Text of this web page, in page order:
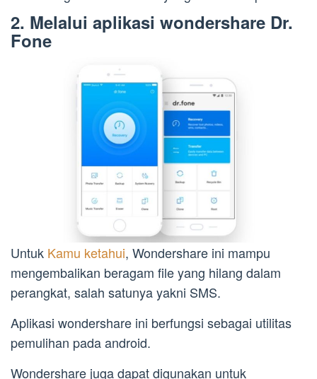
2. Melalui aplikasi wondershare Dr.
Fone
Untuk Kamu ketahui, Wondershare ini mampu
mengembalikan beragam file yang hilang dalam
perangkat, salah satunya yakni SMS.
Aplikasi wondershare ini berfungsi sebagai utilitas
pemulihan pada android.
Wondershare juga dapat digunakan untuk